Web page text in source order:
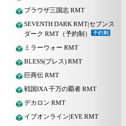
ブラウザ三国志 RMT
SEVENTH DARK RMT|セブンス
ダーク RMT（予約制）
ミラーウォー RMT
BLESS(ブレス) RMT
巨商伝 RMT
戦国IXA 千万の覇者 RMT
デカロン RMT
イブオンライン|EVE RMT